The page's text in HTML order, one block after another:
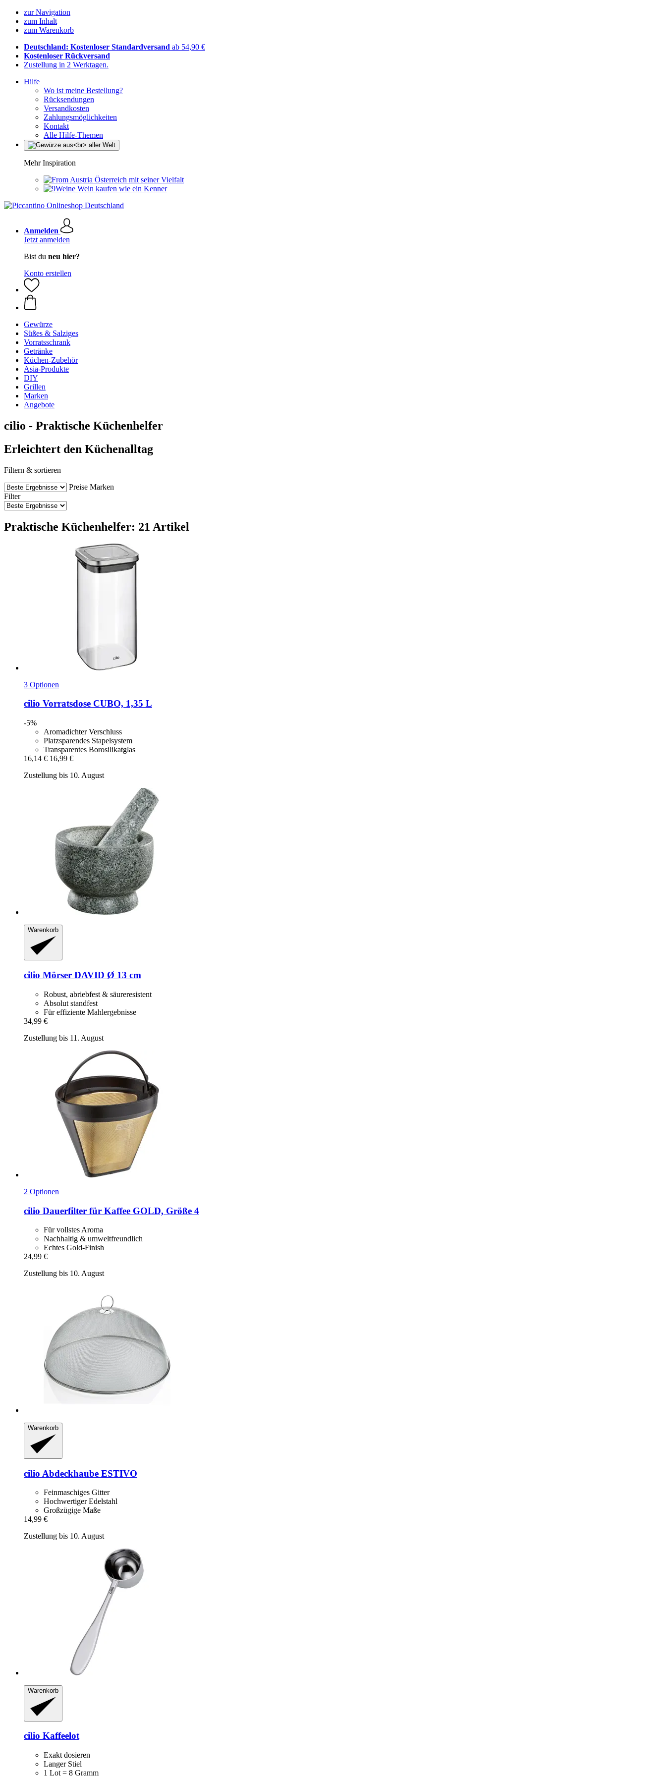
zur Navigation
zum Inhalt
zum Warenkorb
Deutschland: Kostenloser Standardversand ab 54,90 €
Kostenloser Rückversand
Zustellung in 2 Werktagen.
Hilfe
Wo ist meine Bestellung?
Rücksendungen
Versandkosten
Zahlungsmöglichkeiten
Kontakt
Alle Hilfe-Themen
Mehr Inspiration
Österreich mit seiner Vielfalt
Wein kaufen wie ein Kenner
Anmelden
Jetzt anmelden
Bist du neu hier?
Konto erstellen
Gewürze
Süßes & Salziges
Vorratsschrank
Getränke
Küchen-Zubehör
Asia-Produkte
DIY
Grillen
Marken
Angebote
cilio - Praktische Küchenhelfer
Erleichtert den Küchenalltag
Filtern & sortieren
Preise Marken
Filter
Praktische Küchenhelfer: 21 Artikel
3 Optionen
cilio Vorratsdose CUBO, 1,35 L
-5%
Aromadichter Verschluss
Platzsparendes Stapelsystem
Transparentes Borosilikatglas
16,14 € 16,99 €
Zustellung bis 10. August
Warenkorb
cilio Mörser DAVID Ø 13 cm
Robust, abriebfest & säureresistent
Absolut standfest
Für effiziente Mahlergebnisse
34,99 €
Zustellung bis 11. August
2 Optionen
cilio Dauerfilter für Kaffee GOLD, Größe 4
Für vollstes Aroma
Nachhaltig & umweltfreundlich
Echtes Gold-Finish
24,99 €
Zustellung bis 10. August
Warenkorb
cilio Abdeckhaube ESTIVO
Feinmaschiges Gitter
Hochwertiger Edelstahl
Großzügige Maße
14,99 €
Zustellung bis 10. August
Warenkorb
cilio Kaffeelot
Exakt dosieren
Langer Stiel
1 Lot = 8 Gramm